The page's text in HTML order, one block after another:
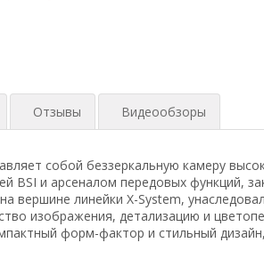
Отзывы Видеообзоры
собой беззеркальную камеру
BSI и арсеналом передовых функций,
вершине линейки X-System,
изображения, детализацию и
форм-фактор и стильный